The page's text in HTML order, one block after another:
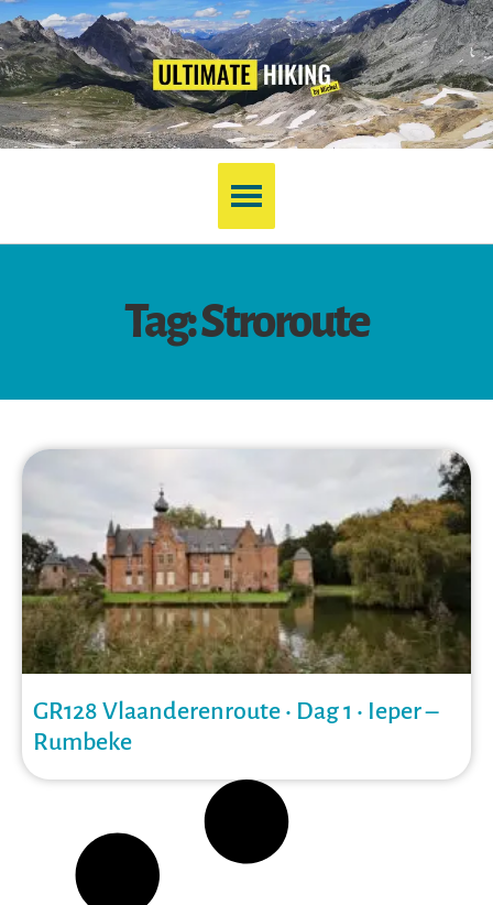
Tag: Stroroute
GR128 Vlaanderenroute • Dag 1 • Ieper –
Rumbeke